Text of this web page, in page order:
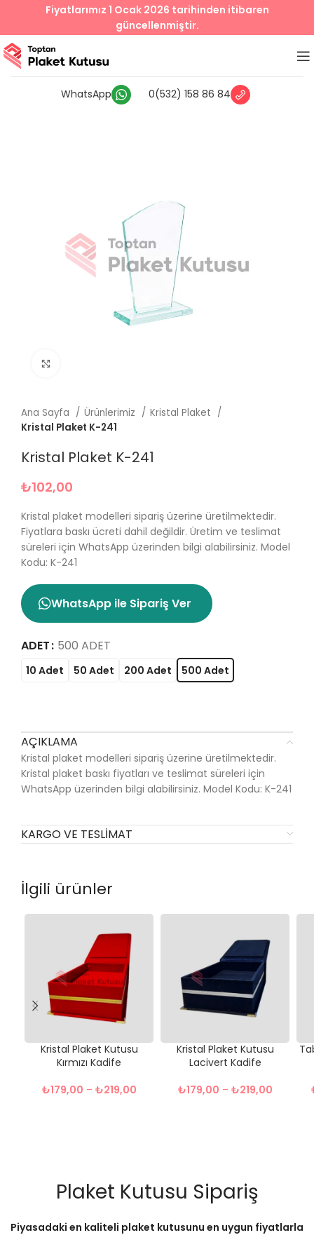
WhatsApp 0(532) 158 86 84
Ana Sayfa Ürünlerimiz
Kristal Plaket
Kristal Plaket K-241
Kristal Plaket K-241
₺102,00
Kristal plaket modelleri sipariş üzerine üretilmektedir.
Fiyatlara baskı ücreti dahil değildir. Üretim ve teslimat
süreleri için WhatsApp üzerinden bilgi alabilirsiniz. Model
Kodu: K-241
WhatsApp ile Sipariş Ver
ADET 500 ADET
10 Adet 50 Adet 200 Adet 500 Adet
AÇIKLAMA
Kristal plaket modelleri sipariş üzerine üretilmektedir.
Kristal plaket baskı fiyatları ve teslimat süreleri için
WhatsApp üzerinden bilgi alabilirsiniz. Model Kodu: K-241
KARGO VE TESLIMAT
İlgili ürünler
Kristal Plaket Kutusu
Kırmızı Kadife
₺179,00 – ₺219,00
Kristal Plaket Kutusu
Lacivert Kadife
₺179,00 – ₺219,00
Plaket Kutusu Sipariş
Piyasadaki en kaliteli plaket kutusunu en uygun fiyatlarla
Fiyatlarımız 1 Ocak 2026 tarihinden itibaren
güncellenmiştir.